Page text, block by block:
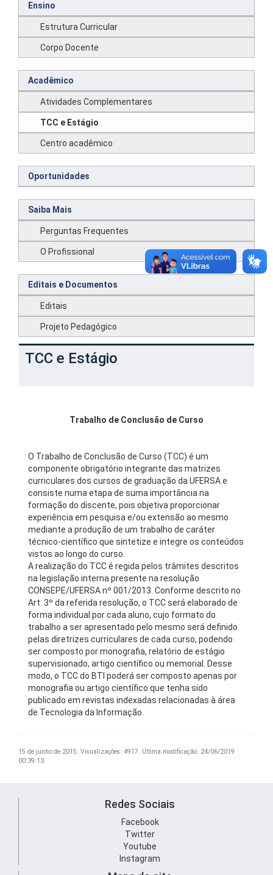
Ensino
Estrutura Curricular
Corpo Docente
Acadêmico
Atividades Complementares
TCC e Estágio
Centro acadêmico
Oportunidades
Saiba Mais
Perguntas Frequentes
O Profissional
Editais e Documentos
Editais
Projeto Pedagógico
TCC e Estágio
Trabalho de Conclusão de Curso
O Trabalho de Conclusão de Curso (TCC) é um
componente obrigatório integrante das matrizes
curriculares dos cursos de graduação da UFERSA e
consiste numa etapa de suma importância na
formação do discente, pois objetiva proporcionar
experiência em pesquisa e/ou extensão ao mesmo
mediante a produção de um trabalho de caráter
técnico-científico que sintetize e integre os conteúdos
vistos ao longo do curso.
A realização do TCC é regida pelos trâmites descritos
na legislação interna presente na resolução
CONSEPE/UFERSA nº 001/2013. Conforme descrito no
Art. 3º da referida resolução, o TCC será elaborado de
forma individual por cada aluno, cujo formato do
trabalho a ser apresentado pelo mesmo será definido
pelas diretrizes curriculares de cada curso, podendo
ser composto por monografia, relatório de estágio
supervisionado, artigo científico ou memorial. Desse
modo, o TCC do BTI poderá ser composto apenas por
monografia ou artigo científico que tenha sido
publicado em revistas indexadas relacionadas à área
de Tecnologia da Informação.
15 de junho de 2015. Visualizações: 4917. Última modificação: 24/06/2019
00:39:13
Redes Sociais
Facebook
Twitter
Youtube
Instagram